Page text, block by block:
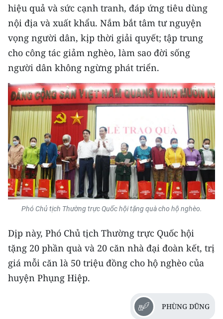
hiệu quả và sức cạnh tranh, đáp ứng tiêu dùng
nội địa và xuất khẩu. Nắm bắt tâm tư nguyện
vọng người dân, kịp thời giải quyết; tập trung
cho công tác giảm nghèo, làm sao đời sống
người dân không ngừng phát triển.
Phó Chủ tịch Thường trực Quốc hội tặng quà cho hộ nghèo.
Dịp này, Phó Chủ tịch Thường trực Quốc hội
tặng 20 phần quà và 20 căn nhà đại đoàn kết, trị
giá mỗi căn là 50 triệu đồng cho hộ nghèo của
huyện Phụng Hiệp.
PHÙNG DŨNG